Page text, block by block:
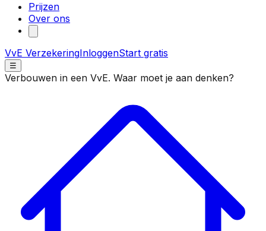
Prijzen
Over ons
VvE VerzekeringInloggenStart gratis
☰
Verbouwen in een VvE. Waar moet je aan denken?